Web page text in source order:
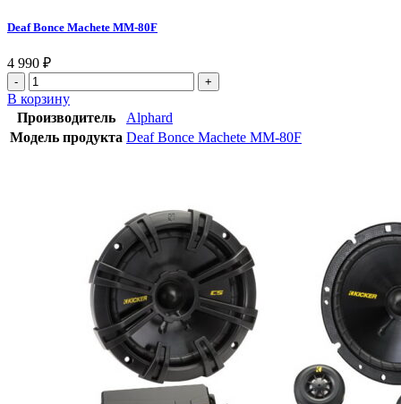
Deaf Bonce Machete MM-80F
4 990 ₽
В корзину
Производитель
Alphard
Модель продукта Deaf Bonce Machete MM-80F